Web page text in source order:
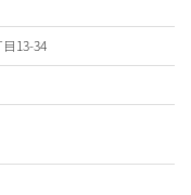
13-34